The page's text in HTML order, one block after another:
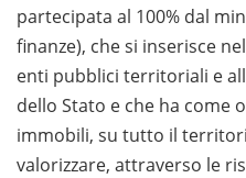
partecipata al 100% dal
finanze), che si inserisce
enti pubblici territoriali e
dello Stato e che ha come
immobili, su tutto il
valorizzare, attraverso le